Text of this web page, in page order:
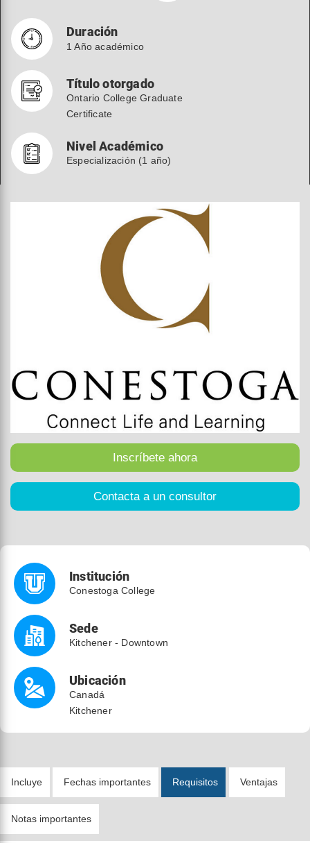
Duración
1 Año académico
Título otorgado
Ontario College Graduate
Certificate
Nivel Académico
Especialización (1 año)
Institución
Conestoga College
Sede
Kitchener - Downtown
Ubicación
Canadá
Kitchener
Incluye Fechas importantes Requisitos Ventajas
Notas importantes